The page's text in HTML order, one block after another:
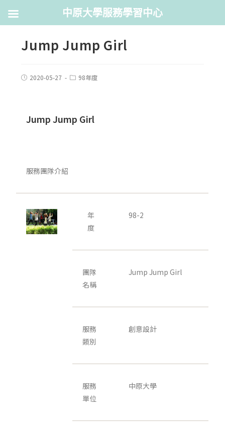
Jump Jump Girl
2020-05-27 98年度
Jump Jump Girl
服務團隊介紹
年
度
98-2
團隊
名稱
Jump Jump Girl
服務
類別
創意設計
服務
單位
中原大學
中原大學服務學習中心